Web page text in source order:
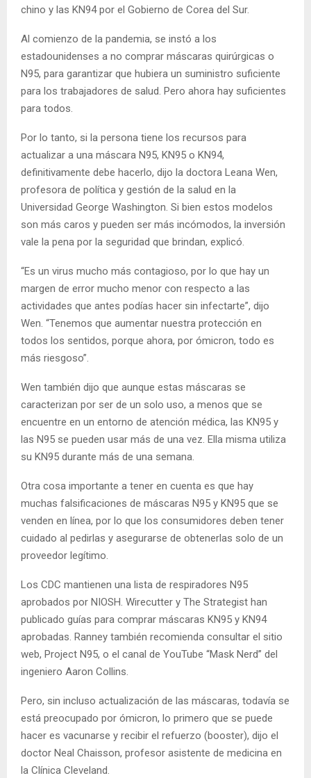
chino y las KN94 por el Gobierno de Corea del Sur.
Al comienzo de la pandemia, se instó a los
estadounidenses a no comprar máscaras quirúrgicas o
N95, para garantizar que hubiera un suministro suficiente
para los trabajadores de salud. Pero ahora hay suficientes
para todos.
Por lo tanto, si la persona tiene los recursos para
actualizar a una máscara N95, KN95 o KN94,
definitivamente debe hacerlo, dijo la doctora Leana Wen,
profesora de política y gestión de la salud en la
Universidad George Washington. Si bien estos modelos
son más caros y pueden ser más incómodos, la inversión
vale la pena por la seguridad que brindan, explicó.
“Es un virus mucho más contagioso, por lo que hay un
margen de error mucho menor con respecto a las
actividades que antes podías hacer sin infectarte”, dijo
Wen. “Tenemos que aumentar nuestra protección en
todos los sentidos, porque ahora, por ómicron, todo es
más riesgoso”.
Wen también dijo que aunque estas máscaras se
caracterizan por ser de un solo uso, a menos que se
encuentre en un entorno de atención médica, las KN95 y
las N95 se pueden usar más de una vez. Ella misma utiliza
su KN95 durante más de una semana.
Otra cosa importante a tener en cuenta es que hay
muchas falsificaciones de máscaras N95 y KN95 que se
venden en línea, por lo que los consumidores deben tener
cuidado al pedirlas y asegurarse de obtenerlas solo de un
proveedor legítimo.
Los CDC mantienen una lista de respiradores N95
aprobados por NIOSH. Wirecutter y The Strategist han
publicado guías para comprar máscaras KN95 y KN94
aprobadas. Ranney también recomienda consultar el sitio
web, Project N95, o el canal de YouTube “Mask Nerd” del
ingeniero Aaron Collins.
Pero, sin incluso actualización de las máscaras, todavía se
está preocupado por ómicron, lo primero que se puede
hacer es vacunarse y recibir el refuerzo (booster), dijo el
doctor Neal Chaisson, profesor asistente de medicina en
la Clínica Cleveland.